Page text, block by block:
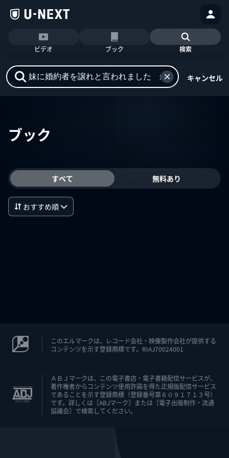
ビデオ ブック 検索
キャンセル
ブック
すべて 無料あり
おすすめ順
このエルマークは、レコード会社・映像製作会社が提供する
コンテンツを示す登録商標です。RIAJ70024001
ＡＢＪマークは、この電子書店・電子書籍配信サービスが、
著作権者からコンテンツ使用許諾を得た正規版配信サービス
であることを示す登録商標（登録番号第６０９１７１３号）
です。詳しくは［ABJマーク］または［電子出版制作・流通
協議会］で検索してください。